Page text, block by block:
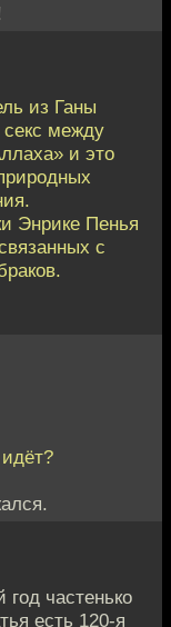
из Ганы
между
и это
Энрике Пенья
с
частенько
есть 120-я